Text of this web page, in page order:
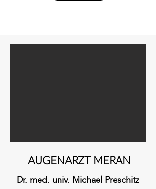
AUGENARZT MERAN
Dr. med. univ. Michael Preschitz